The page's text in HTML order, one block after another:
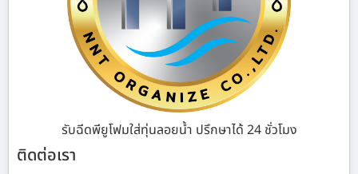
รับฉีดพียูโฟมใส่ทุ่นลอยน้ำ ปรึกษาได้ 24 ชั่วโมง
ติดต่อเรา